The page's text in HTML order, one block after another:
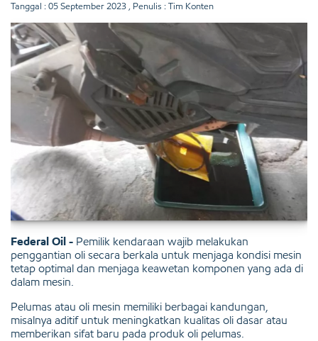
Tanggal : 05 September 2023 , Penulis : Tim Konten
Federal Oil - Pemilik kendaraan wajib melakukan
penggantian oli secara berkala untuk menjaga kondisi mesin
tetap optimal dan menjaga keawetan komponen yang ada di
dalam mesin.
Pelumas atau oli mesin memiliki berbagai kandungan,
misalnya aditif untuk meningkatkan kualitas oli dasar atau
memberikan sifat baru pada produk oli pelumas.